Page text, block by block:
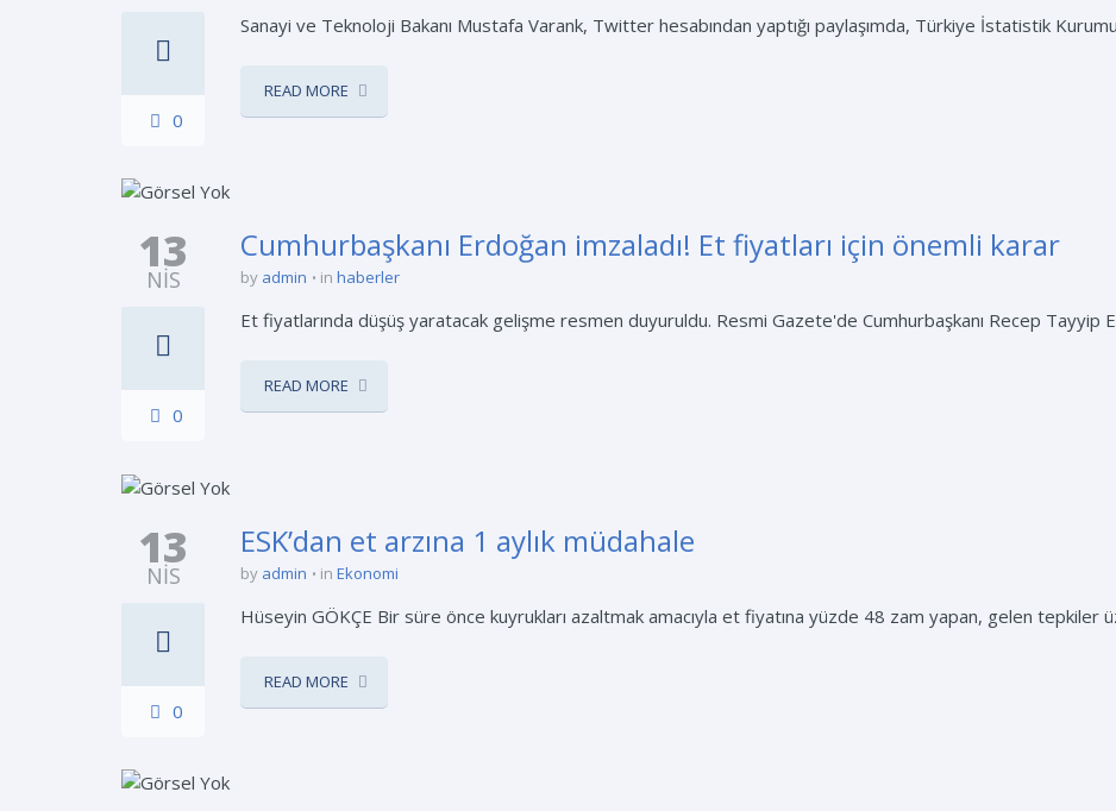
0
Sanayi ve Teknoloji Bakanı Mustafa Varank, Twitter hesabından yaptığı paylaşımda, Türkiye İstatistik Kurumu
READ MORE
13
NIS
0
Cumhurbaşkanı Erdoğan imzaladı! Et fiyatları için önemli karar
by admin in haberler
Et fiyatlarında düşüş yaratacak gelişme resmen duyuruldu. Resmi Gazete'de Cumhurbaşkanı Recep Tayyip
READ MORE
13
NIS
0
ESK’dan et arzına 1 aylık müdahale
by admin in Ekonomi
Hüseyin GÖKÇE Bir süre önce kuyrukları azaltmak amacıyla et fiyatına yüzde 48 zam yapan, gelen tepkiler
READ MORE